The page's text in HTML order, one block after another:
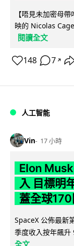
【唔見未加密母
映的 Nicolas
閱讀全文
148 7 ↗
人工智能
Vin 17 小時
Elon
入 目標明
蓋全球170
SpaceX 公佈最新
季度收入按年飆